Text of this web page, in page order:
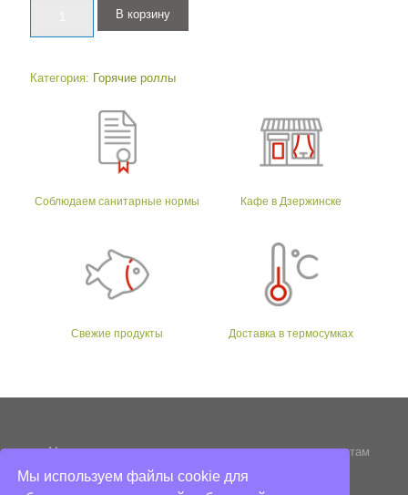
В корзину
Категория: Горячие роллы
Соблюдаем санитарные нормы Кафе в Дзержинске
Свежие продукты Доставка в термосумках
Мы стараемся следовать традициям и древним рецептам
Мы используем файлы cookie для